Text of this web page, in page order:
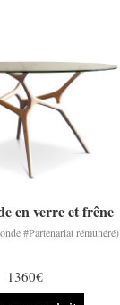
en verre et frêne
#Partenariat rémunéré)
1360€